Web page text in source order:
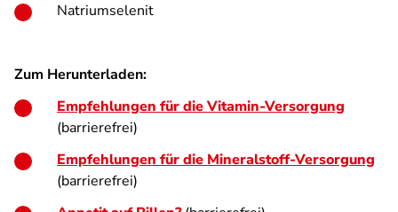
Natriumselenit
Zum Herunterladen:
Empfehlungen für die Vitamin-Versorgung
(barrierefrei)
Empfehlungen für die Mineralstoff-Versorgung
(barrierefrei)